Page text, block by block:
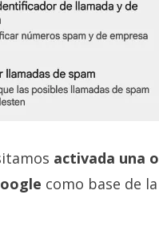
activada una
como base de la